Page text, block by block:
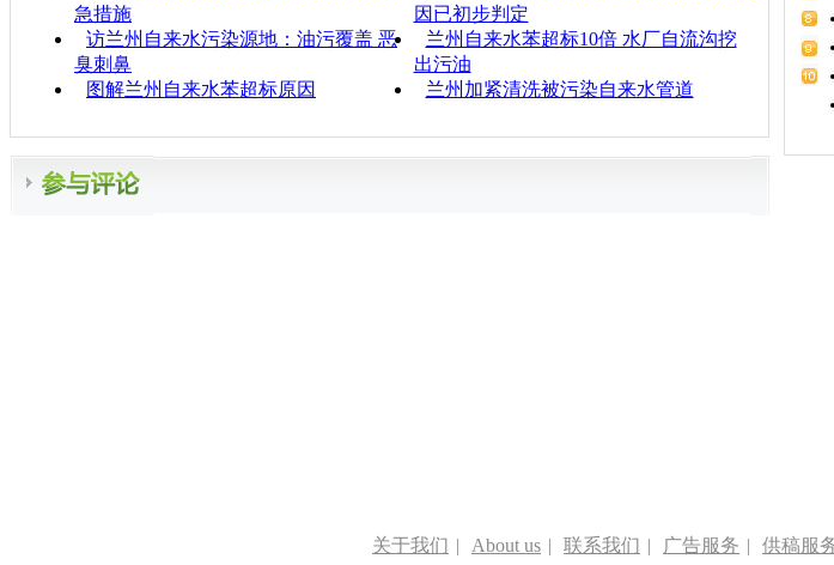
急措施
因已初步判定
访兰州自来水污染源地：油污覆盖 恶
臭刺鼻
兰州自来水苯超标10倍 水厂自流沟挖
出污油
图解兰州自来水苯超标原因
兰州加紧清洗被污染自来水管道
关于我们 | About us | 联系我们 | 广告服务 | 供稿服